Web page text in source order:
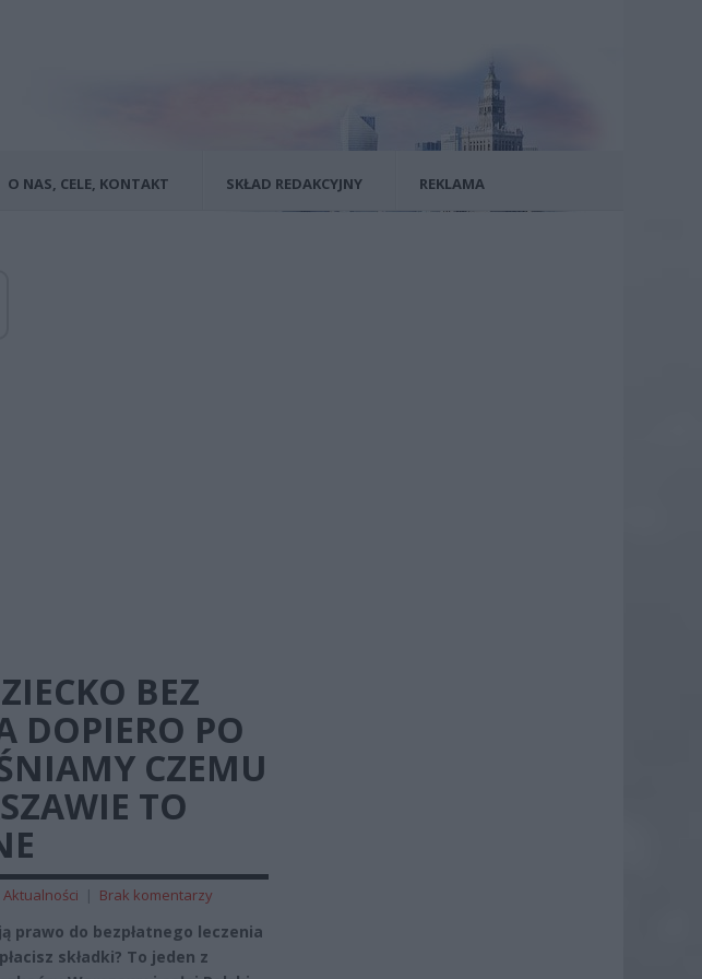
O NAS, CELE, KONTAKT SKŁAD REDAKCYJNY REKLAMA
BEZ
DOPIERO PO
CZEMU
TO
Aktualności | Brak komentarzy
prawo do bezpłatnego leczenia
składki? To jeden z